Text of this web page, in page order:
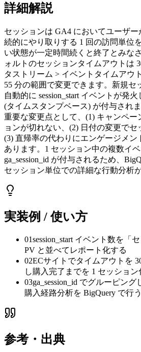
詳細解説
セッションは GA4 においてユーザ
続的にやり取りする 1 回の訪問単位
い状態が一定時間続くと終了とみな
ォルトのセッションタイムアウトは
タストリーム > イベントタイムアウ
55 分の範囲で変更できます。新規セ
自動的に session_start イベントが発火
(タイムスタンプベース) が付与され
重要な変更点として、(1) キャンペー
ョンが切れない、(2) 日付の変更でセ
(3) 直帰率の代わりにエンゲージメン
あります。1 セッション中の複数イ
ga_session_id が付与されるため、
セッション単位での詳細な行動分析
実装例 / 使い方
01session_start イベント数を「
PV と並べてレポート化する
02ECサイトでタイムアウトを
し購入完了までを 1 セッション
03ga_session_id でグルーピン
購入経路分析を BigQuery で行う
参考・出典